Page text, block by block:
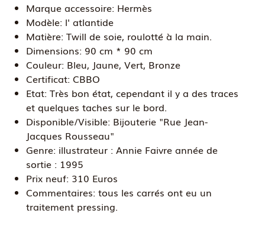
Marque accessoire: Hermès
Modèle: l' atlantide
Matière: Twill de soie, roulotté à la main.
Dimensions: 90 cm * 90 cm
Couleur: Bleu, Jaune, Vert, Bronze
Certificat: CBBO
Etat: Très bon état, cependant il y a des traces
et quelques taches sur le bord.
Disponible/Visible: Bijouterie "Rue Jean-
Jacques Rousseau"
Genre: illustrateur : Annie Faivre année de
sortie : 1995
Prix neuf: 310 Euros
Commentaires: tous les carrés ont eu un
traitement pressing.